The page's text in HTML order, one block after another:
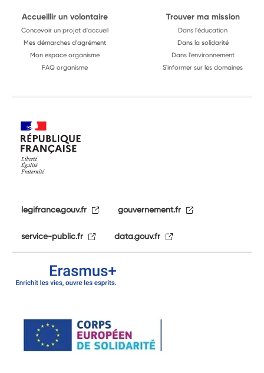
Accueillir un volontaire
Concevoir un projet d'accueil
Mes démarches d'agrément
Mon espace organisme
FAQ organisme
Trouver ma mission
Dans l'éducation
Dans la solidarité
Dans l'environnement
S'informer sur les domaines
legifrance.gouv.fr gouvernement.fr
service-public.fr data.gouv.fr